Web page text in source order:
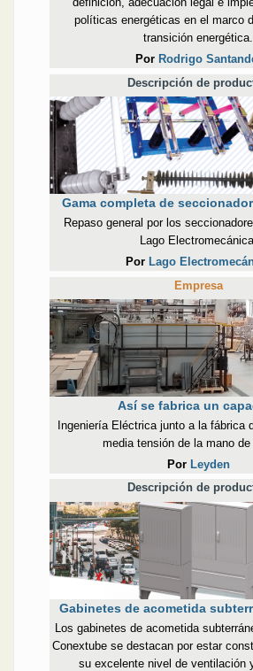
políticas energéticas en el marco
transición energética.
Por Rodrigo
Descripción de
Gama completa de
Repaso general por los
Lago Electromecánica.
Por Lago
Empresa
Así se fabrica un
Ingeniería Eléctrica junto a la fábrica
media tensión de la mano de
Por Leyden
Descripción de
Gabinetes de acometida
Los gabinetes de acometida
Conextube se destacan por estar
su excelente nivel de ventilación